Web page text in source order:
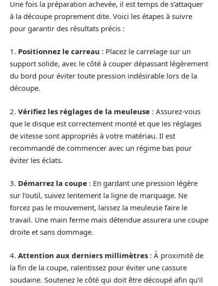
Une fois la préparation achevée, il est temps de s’attaquer
à la découpe proprement dite. Voici les étapes à suivre
pour garantir des résultats précis :
1. Positionnez le carreau : Placez le carrelage sur un
support solide, avec le côté à couper dépassant légèrement
du bord pour éviter toute pression indésirable lors de la
découpe.
2. Vérifiez les réglages de la meuleuse : Assurez-vous
que le disque est correctement monté et que les réglages
de vitesse sont appropriés à votre matériau. Il est
recommandé de commencer avec un régime bas pour
éviter les éclats.
3. Démarrez la coupe : En gardant une pression légère
sur l’outil, suivez lentement la ligne de marquage. Ne
forcez pas le mouvement, laissez la meuleuse faire le
travail. Une main ferme mais détendue assurera une coupe
droite et sans dommage.
4. Attention aux derniers millimètres : À proximité de
la fin de la coupe, ralentissez pour éviter une cassure
soudaine. Soutenez le côté qui doit être découpé afin qu’il